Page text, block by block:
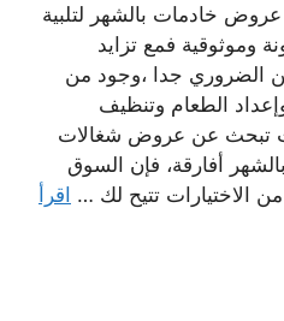
خادمات بالشهر لتلبية
وموثوقية فمع تزايد
الضروري جدا ،وجود من
الطعام وتنظيف
تبحث عن عروض شغالات
أفارقة، فإن السوق
الاختيارات تتيح لك … اقرأ